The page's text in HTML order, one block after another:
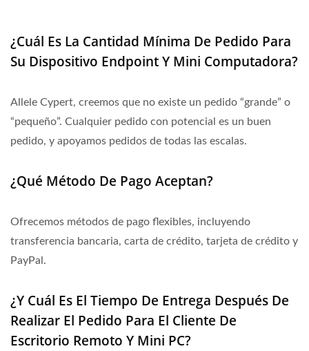
¿Cuál Es La Cantidad Mínima De Pedido Para
Su Dispositivo Endpoint Y Mini Computadora?
Allele Cypert, creemos que no existe un pedido “grande” o
“pequeño”. Cualquier pedido con potencial es un buen
pedido, y apoyamos pedidos de todas las escalas.
¿Qué Método De Pago Aceptan?
Ofrecemos métodos de pago flexibles, incluyendo
transferencia bancaria, carta de crédito, tarjeta de crédito y
PayPal.
¿Y Cuál Es El Tiempo De Entrega Después De
Realizar El Pedido Para El Cliente De
Escritorio Remoto Y Mini PC?